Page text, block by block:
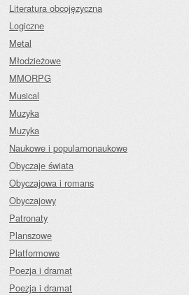
Literatura obcojęzyczna
Logiczne
Metal
Młodzieżowe
MMORPG
Musical
Muzyka
Muzyka
Naukowe i popularnonaukowe
Obyczaje świata
Obyczajowa i romans
Obyczajowy
Patronaty
Planszowe
Platformowe
Poezja i dramat
Poezja i dramat